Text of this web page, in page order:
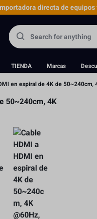
directa de
TIENDA Marcas
en espiral de 4K de 50~240cm,